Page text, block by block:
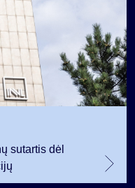
sutartis dėl